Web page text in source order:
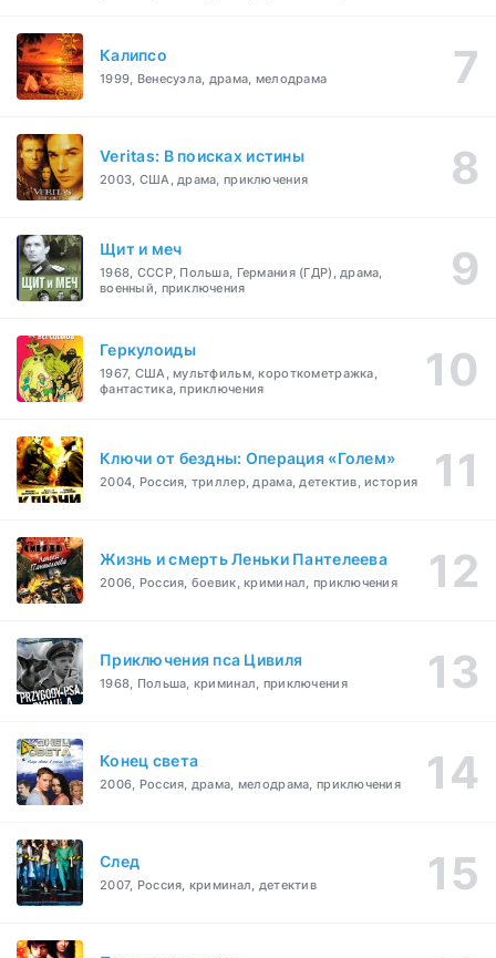
Калипсо
1999, Венесуэла, драма, мелодрама
Veritas: В поисках истины
2003, США, драма, приключения
Щит и меч
1968, СССР, Польша, Германия (ГДР), драма,
военный, приключения
Геркулоиды
1967, США, мультфильм, короткометражка,
фантастика, приключения
Ключи от бездны: Операция «Голем»
2004, Россия, триллер, драма, детектив, история
Жизнь и смерть Леньки Пантелеева
2006, Россия, боевик, криминал, приключения
Приключения пса Цивиля
1968, Польша, криминал, приключения
Конец света
2006, Россия, драма, мелодрама, приключения
След
2007, Россия, криминал, детектив